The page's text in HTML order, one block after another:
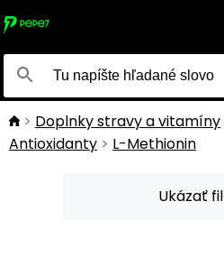
Doplnky stravy a vitamíny
Antioxidanty
L-Methionin
Ukázať